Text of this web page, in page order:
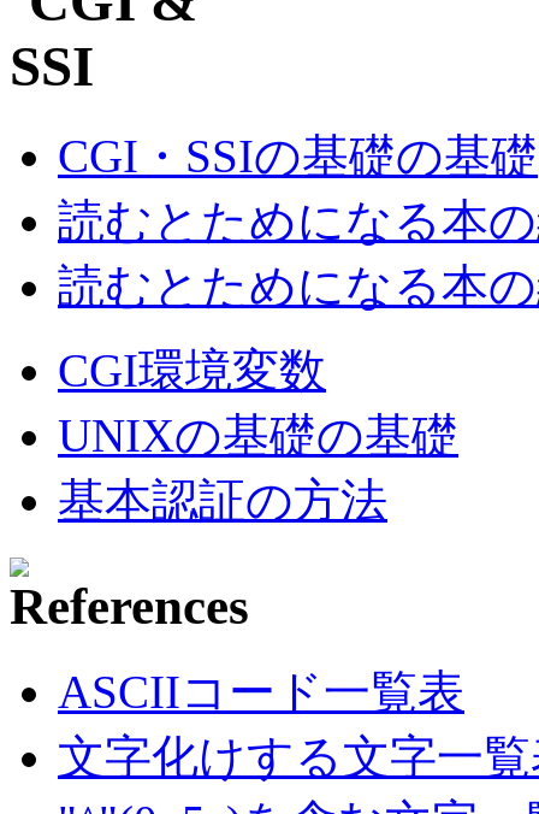
CGI・SSIの基礎の基礎
読むとためになる本
読むとためになる本
CGI環境変数
UNIXの基礎の基礎
基本認証の方法
ASCIIコード一覧表
文字化けする文字一